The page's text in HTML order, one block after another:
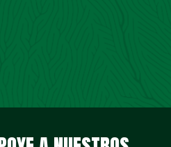
de redes socialesIconos de redes socialesIconos de redes socialesIconos de redes sociales